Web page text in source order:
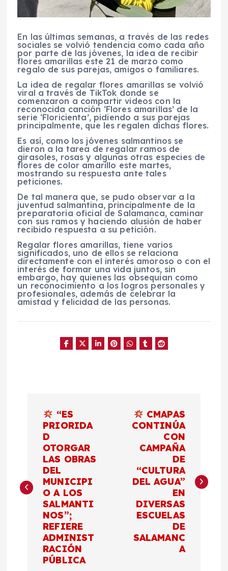
En las últimas semanas, a través de las redes
sociales se volvió tendencia como cada año
por parte de las jóvenes, la idea de recibir
flores amarillas este 21 de marzo como
regalo de sus parejas, amigos o familiares.
La idea de regalar flores amarillas se volvió
viral a través de TikTok donde se
comenzaron a compartir videos con la
reconocida canción ‘Flores amarillas’ de la
serie ‘Floricienta’, pidiendo a sus parejas
principalmente, que les regalen dichas flores.
Es así, como los jóvenes salmantinos se
dieron a la tarea de regalar ramos de
girasoles, rosas y algunas otras especies de
flores de color amarillo este martes,
mostrando su respuesta ante tales
peticiones.
De tal manera que, se pudo observar a la
juventud salmantina, principalmente de la
preparatoria oficial de Salamanca, caminar
con sus ramos y haciendo alusión de haber
recibido respuesta a su petición.
Regalar flores amarillas, tiene varios
significados, uno de ellos se relaciona
directamente con el interés amoroso o con el
interés de formar una vida juntos, sin
embargo, hay quienes las obsequian como
un reconocimiento a los logros personales y
profesionales, además de celebrar la
amistad y felicidad de las personas.
e
“ES
PRIORIDA
D
OTORGAR
LAS OBRAS
DEL
MUNICIPI
O A LOS
SALMANTI
NOS”;
REFIERE
ADMINIST
RACIÓN
PÚBLICA
CMAPAS
CONTINÚA
CON
CAMPAÑA
DE
“CULTURA
DEL AGUA”
EN
DIVERSAS
ESCUELAS
DE
SALAMANC
A